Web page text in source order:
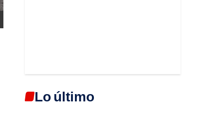
Lo último